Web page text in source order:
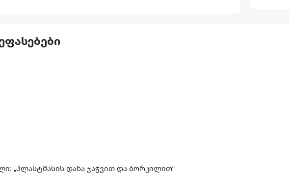
„პლასტმასის დანა ჯაჭვით და ბორკილით“